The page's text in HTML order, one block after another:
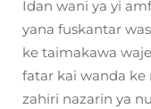
Idan wani ya yi
yana fuskantar
ke taimakawa
fatar kai wanda ke
zahiri nazarin ya